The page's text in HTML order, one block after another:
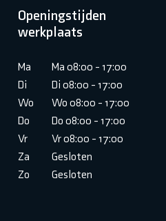
Openingstijden
werkplaats
Ma
Ma 08:00 - 17:00
Di
Di 08:00 - 17:00
Wo
Wo 08:00 - 17:00
Do
Do 08:00 - 17:00
Vr
Vr 08:00 - 17:00
Za
Gesloten
Zo
Gesloten